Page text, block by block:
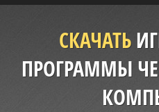
СКАЧАТЬ
ПРОГРАММЫ